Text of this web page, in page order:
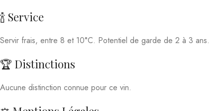
🍾 Service
Servir frais, entre 8 et 10°C. Potentiel de garde de 2 à 3 ans.
🏆 Distinctions
Aucune distinction connue pour ce vin.